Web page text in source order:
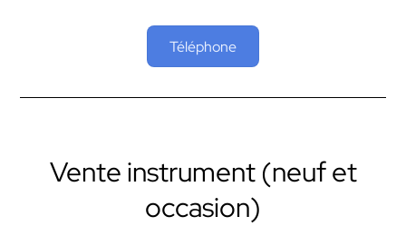
Téléphone
Vente instrument (neuf et
occasion)